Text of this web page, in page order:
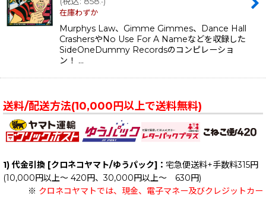
.-
在庫わずか
Murphys Law、Gimme Gimmes、Dance Hall
CrashersやNo Use For A Nameなどを収録した
SideOneDummy Recordsのコンピレーショ
ン！ …
送料/配送方法(10,000円以上で送料無料)
1) 代金引換 [クロネコヤマト/ゆうパック]： 宅急便送料+手数料315円
(10,000円以上～ 420円、30,000円以上～ 630円)
※ クロネコヤマトでは、現金、電子マネー及びクレジットカー